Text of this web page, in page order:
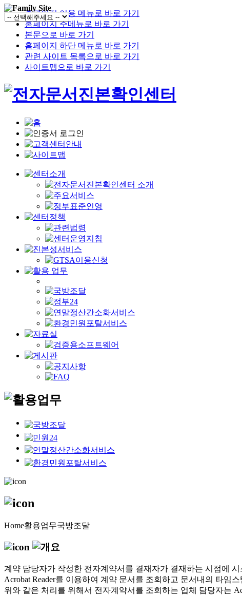
홈페이지 이용 메뉴로 바로 가기
홈페이지 주메뉴로 바로 가기
본문으로 바로 가기
홈페이지 하단 메뉴로 바로 가기
관련 사이트 목록으로 바로 가기
사이트맵으로 바로 가기
Home활용업무국방조달
계약 담당자가 작성한 전자계약서를 결재자가 결재하는 시점에
Acrobat Reader를 이용하여 계약 문서를 조회하고 문서내의 타임
위와 같은 처리를 위해서 전자계약서를 조회하는 업체 담당자는